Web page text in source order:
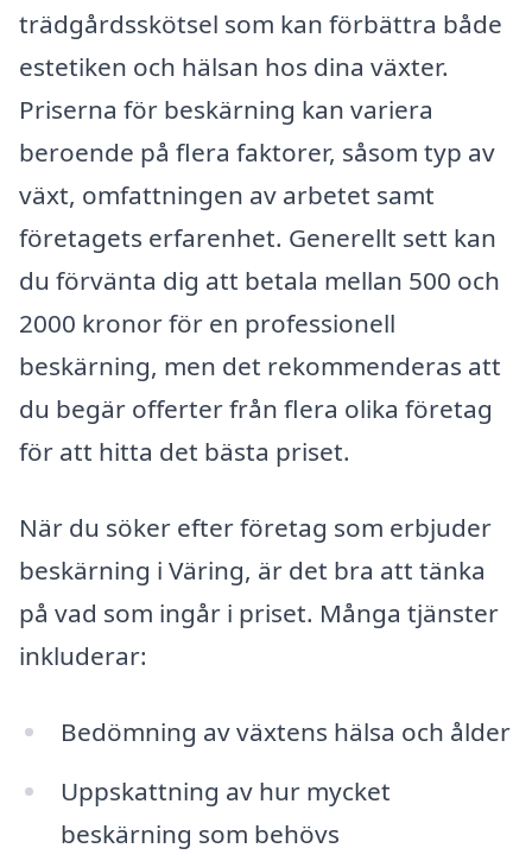
trädgårdsskötsel som kan förbättra både
estetiken och hälsan hos dina växter.
Priserna för beskärning kan variera
beroende på flera faktorer, såsom typ av
växt, omfattningen av arbetet samt
företagets erfarenhet. Generellt sett kan
du förvänta dig att betala mellan 500 och
2000 kronor för en professionell
beskärning, men det rekommenderas att
du begär offerter från flera olika företag
för att hitta det bästa priset.
När du söker efter företag som erbjuder
beskärning i Väring, är det bra att tänka
på vad som ingår i priset. Många tjänster
inkluderar:
Bedömning av växtens hälsa och ålder
Uppskattning av hur mycket
beskärning som behövs